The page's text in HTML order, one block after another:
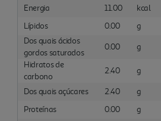
Energia
11.00
kcal
Lípidos
0.00
g
Dos quais ácidos
gordos saturados
0.00
g
Hidratos de
carbono
2.40 g
Dos quais açúcares 2.40
g
Proteínas
0.00
g